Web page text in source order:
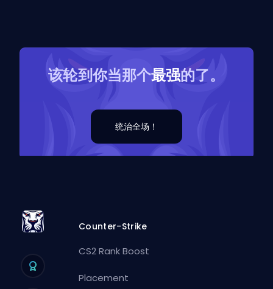
该轮到你当那个最强的了。
统治全场！
Counter-Strike
CS2 Rank Boost
Placement